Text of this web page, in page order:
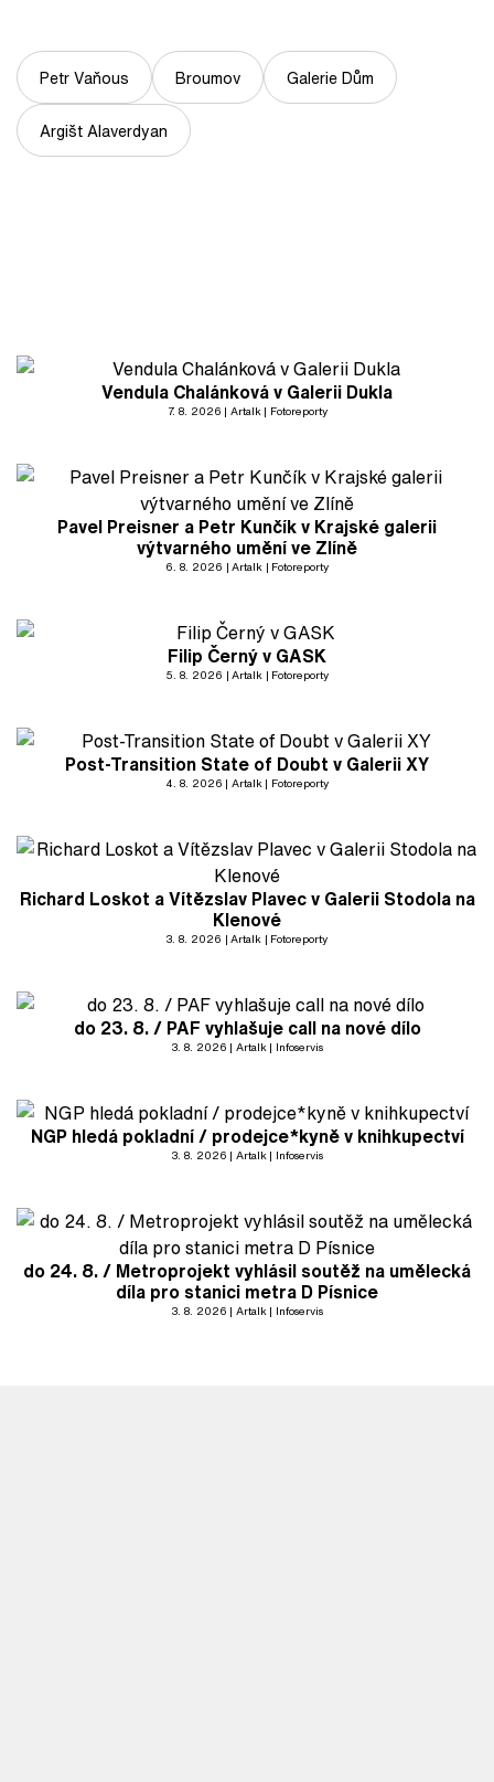
Petr Vaňous Broumov Galerie Dům
Argišt Alaverdyan
Vendula Chalánková v Galerii Dukla
7. 8. 2026 Artalk Fotoreporty
Pavel Preisner a Petr Kunčík v Krajské galerii
výtvarného umění ve Zlíně
6. 8. 2026 Artalk Fotoreporty
Filip Černý v GASK
5. 8. 2026 Artalk Fotoreporty
Post-Transition State of Doubt v Galerii XY
4. 8. 2026 Artalk Fotoreporty
Richard Loskot a Vítězslav Plavec v Galerii Stodola na
Klenové
3. 8. 2026 Artalk Fotoreporty
do 23. 8. / PAF vyhlašuje call na nové dílo
3. 8. 2026 Artalk Infoservis
NGP hledá pokladní / prodejce*kyně v knihkupectví
3. 8. 2026 Artalk Infoservis
do 24. 8. / Metroprojekt vyhlásil soutěž na umělecká
díla pro stanici metra D Písnice
3. 8. 2026 Artalk Infoservis